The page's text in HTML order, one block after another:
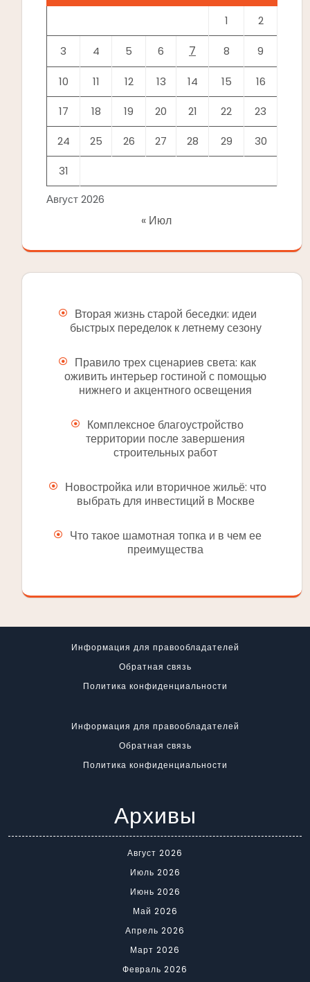
Август 2026
1 2
3 4 5 6 7 8 9
10 11 12 13 14 15 16
17 18 19 20 21 22 23
24 25 26 27 28 29 30
31
« Июл
Вторая жизнь старой беседки: идеи
быстрых переделок к летнему сезону
Правило трех сценариев света: как
оживить интерьер гостиной с помощью
нижнего и акцентного освещения
Комплексное благоустройство
территории после завершения
строительных работ
Новостройка или вторичное жильё: что
выбрать для инвестиций в Москве
Что такое шамотная топка и в чем ее
преимущества
Информация для правообладателей
Обратная связь
Политика конфиденциальности
Информация для правообладателей
Обратная связь
Политика конфиденциальности
Архивы
Август 2026
Июль 2026
Июнь 2026
Май 2026
Апрель 2026
Март 2026
Февраль 2026